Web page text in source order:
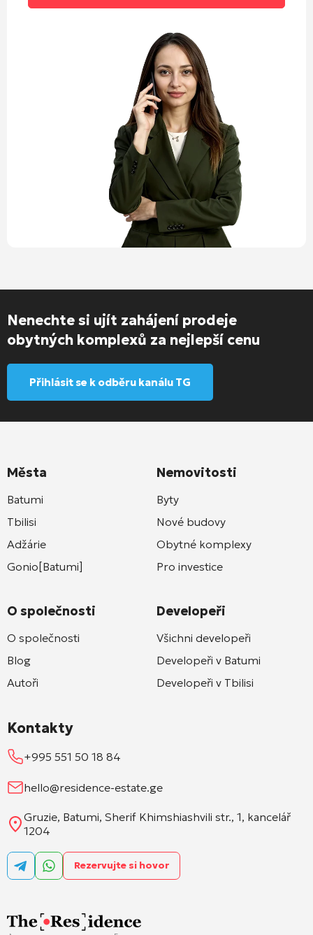
Nenechte si ujít zahájení prodeje
obytných komplexů za nejlepší cenu
Přihlásit se k odběru kanálu TG
Města
Batumi
Tbilisi
Adžárie
Gonio[Batumi]
O společnosti
O společnosti
Blog
Autoři
Nemovitosti
Byty
Nové budovy
Obytné komplexy
Pro investice
Developeři
Všichni developeři
Developeři v Batumi
Developeři v Tbilisi
Kontakty
+995 551 50 18 84
hello@residence-estate.ge
Gruzie, Batumi, Sherif Khimshiashvili str., 1, kancelář
1204
Rezervujte si hovor